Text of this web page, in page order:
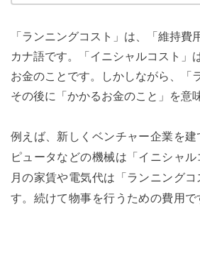
「ランニングコスト」は、「維持費
カナ語です。「イニシャルコスト」
お金のことです。しかしながら、「
その後に「かかるお金のこと」を意
例えば、新しくベンチャー企業を
ピュータなどの機械は「イニシャ
月の家賃や電気代は「ランニングコ
す。続けて物事を行うための費用で